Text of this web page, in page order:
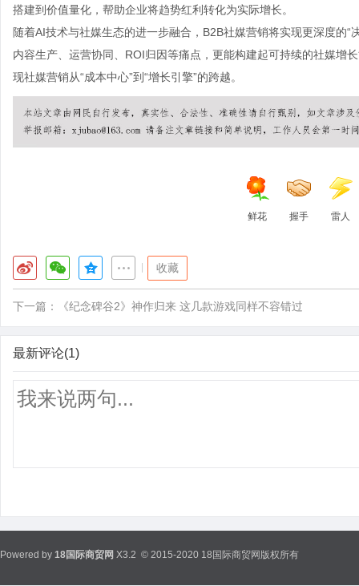
搭建到价值量化，帮助企业将趋势红利转化为实际增长。
随着AI技术与社媒生态的进一步融合，B2B社媒营销将实现更深度的
内容生产、运营协同、ROI归因等痛点，更能构建起可持续的社媒增
现社媒营销从“成本中心”到“增长引擎”的跨越。
鲜花 握手 雷人
收藏
下一篇： 《纪念碑谷2》神作归来 这几款游戏同样不容错过
最新评论(1)
Powered by 18国际商贸网 X3.2 © 2015-2020 18国际商贸网版权所有